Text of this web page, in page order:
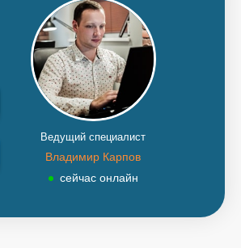
Ведущий специалист
Владимир Карпов
сейчас онлайн